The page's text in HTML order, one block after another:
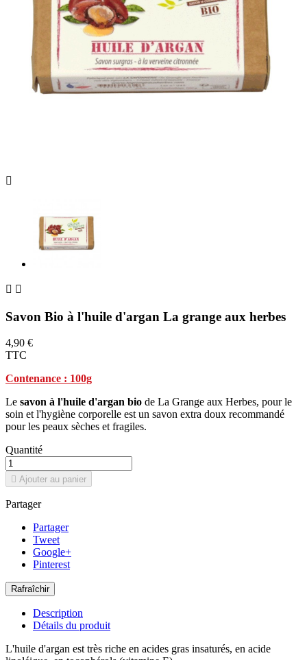

 
Savon Bio à l'huile d'argan La grange aux herbes
4,90 €
TTC
Contenance : 100g
Le savon à l'huile d'argan bio de La Grange aux Herbes, pour le
soin et l'hygiène corporelle est un savon extra doux recommandé
pour les peaux sèches et fragiles.
Quantité
 Ajouter au panier
Partager
Partager
Tweet
Google+
Pinterest
Description
Détails du produit
L'huile d'argan est très riche en acides gras insaturés, en acide